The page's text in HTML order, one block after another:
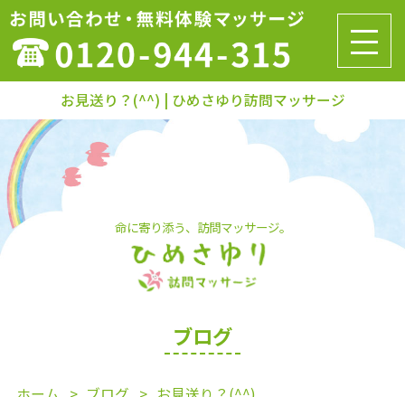
お見送り？(^^) | ひめさゆり訪問マッサージ
命に寄り添う、訪問マッサージ。
ブログ